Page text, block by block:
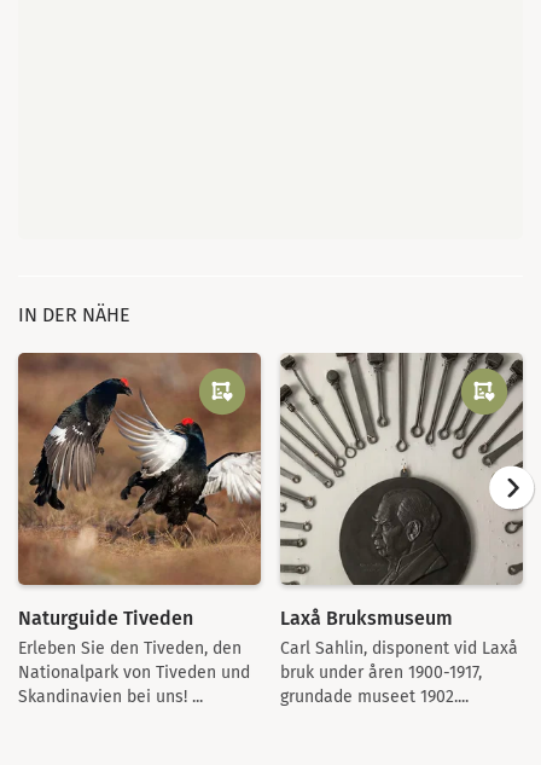
IN DER NÄHE
Naturguide Tiveden
Erleben Sie den Tiveden, den
Nationalpark von Tiveden und
Skandinavien bei uns! ...
Laxå Bruksmuseum
Carl Sahlin, disponent vid Laxå
bruk under åren 1900-1917,
grundade museet 1902....